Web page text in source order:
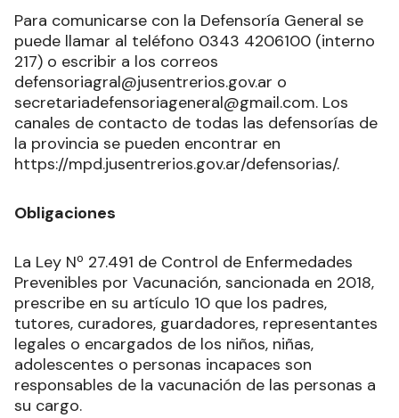
Para comunicarse con la Defensoría General se
puede llamar al teléfono 0343 4206100 (interno
217) o escribir a los correos
defensoriagral@jusentrerios.gov.ar o
secretariadefensoriageneral@gmail.com. Los
canales de contacto de todas las defensorías de
la provincia se pueden encontrar en
https://mpd.jusentrerios.gov.ar/defensorias/.
Obligaciones
La Ley Nº 27.491 de Control de Enfermedades
Prevenibles por Vacunación, sancionada en 2018,
prescribe en su artículo 10 que los padres,
tutores, curadores, guardadores, representantes
legales o encargados de los niños, niñas,
adolescentes o personas incapaces son
responsables de la vacunación de las personas a
su cargo.